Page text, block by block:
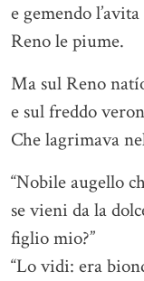
e gemendo
Reno le piume.
Ma sul Reno
e sul freddo
Che lagrimava
“Nobile augello
se vieni da la
figlio mio?”
“Lo vidi: era